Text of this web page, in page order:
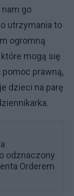
nam go
utrzymania to
ogromną
mogą się
prawną,
dzieci na parę
odznaczony
Orderem